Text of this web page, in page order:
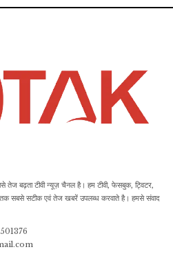
बढ़ता टीवी न्यूज़ चैनल है। हम टीवी, फेसबुक, ट्विटर,
तक सबसे सटीक एवं तेज खबरें उपलब्ध करवाते है। हमसे संवाद